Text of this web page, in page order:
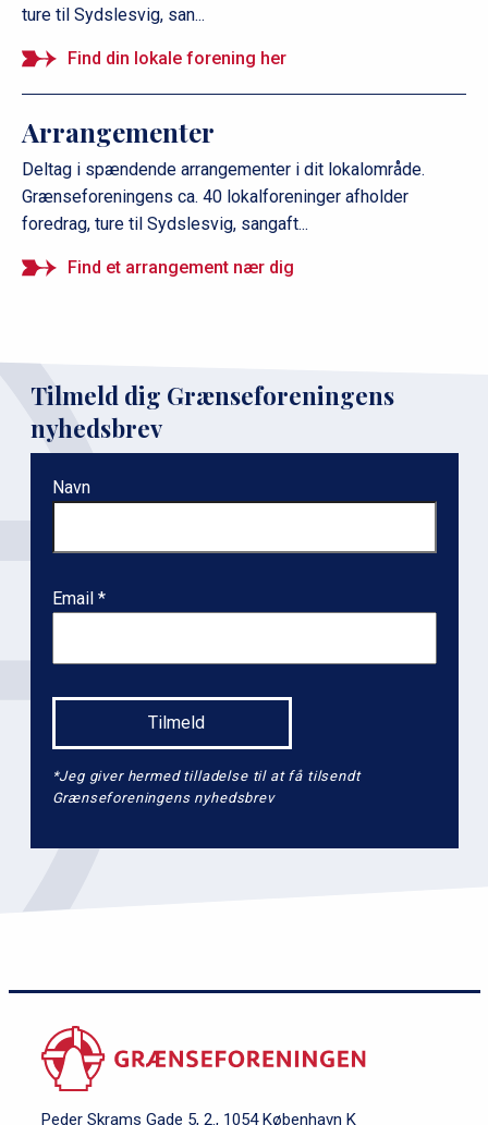
ture til Sydslesvig, san...
Find din lokale forening her
Arrangementer
Deltag i spændende arrangementer i dit lokalområde.
Grænseforeningens ca. 40 lokalforeninger afholder
foredrag, ture til Sydslesvig, sangaft...
Find et arrangement nær dig
Tilmeld dig Grænseforeningens
nyhedsbrev
Navn
Email
*Jeg giver hermed tilladelse til at få tilsendt
Grænseforeningens nyhedsbrev
Peder Skrams Gade 5, 2., 1054 København K